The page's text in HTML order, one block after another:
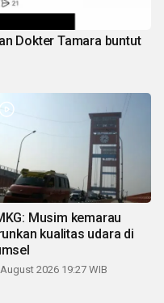
Dokter Tamara buntut
Musim kemarau
kualitas udara di
2026 19:27 WIB